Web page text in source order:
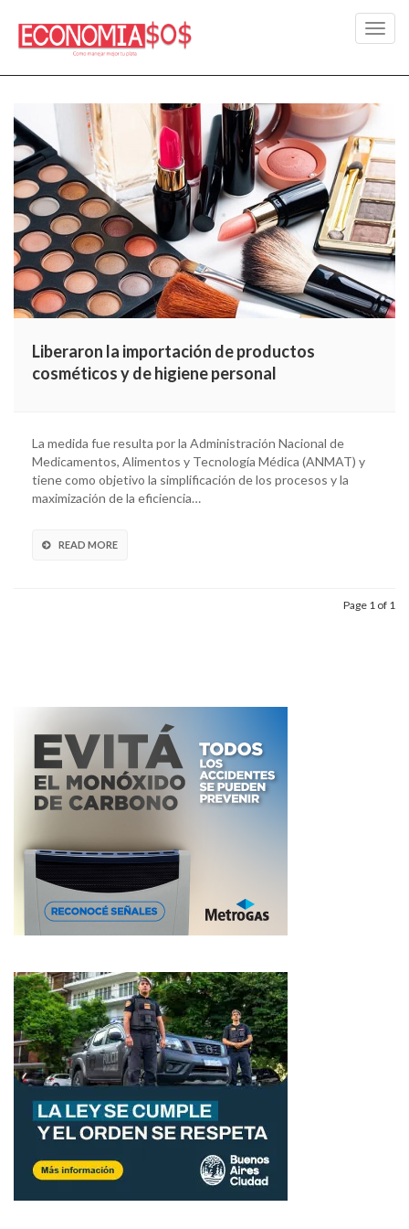
Liberaron la importación de productos
cosméticos y de higiene personal
La medida fue resulta por la Administración Nacional de
Medicamentos, Alimentos y Tecnología Médica (ANMAT) y
tiene como objetivo la simplificación de los procesos y la
maximización de la eficiencia…
READ MORE
Page 1 of 1